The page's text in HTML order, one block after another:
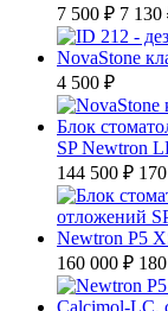
7 500 ₽ 7 130
NovaStone
4 500 ₽
Блок
SP Newtron
144 500 ₽
Newtron P5
160 000 ₽
Calcimol-LC,